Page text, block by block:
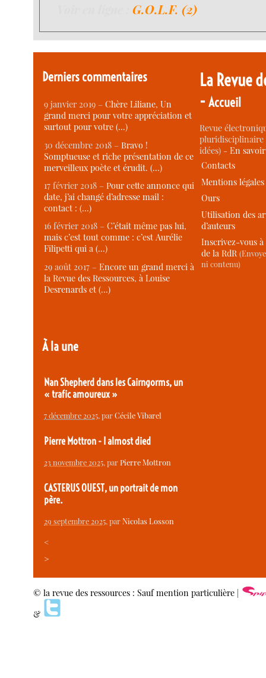
G.O.L.F. (2)
Derniers commentaires
9 janvier 2019 –Chère Liliane, Un
grand merci pour votre appréciation et
surtout pour votre (…)
30 décembre 2018 –Bravo !
Somptueuse et riche présentation de ce
merveilleux poète et érudit. (…)
17 février 2018 –Pour cette annonce qui
date, j’ai changé d’adresse mail :
contact : (…)
16 février 2018 –C’était même pas lui,
mais c’est tout comme : c’est Aurélie
Filipetti qui a (…)
29 août 2017 –Encore un grand merci à
la Revue des Ressources, à Louise
Desrenards et (…)
À la une
Nan Shepherd dans les Cairngorms, un
« trafic amoureux »
7 décembre 2025, parCécile Vibarel
Pierre Mottron - I almost died
23 novembre 2025, parPierre Mottron
CASTERUS OUEST, un portrait de mon
père.
29 septembre 2025, parNicolas Losson
<
>
La Revue
-Accueil
Revue
idées) -En
Contacts
Mentions légales
Ours
Utilisation des
d’auteurs
Inscrivez-vous
de la RdR
ni contenu)
© la revue des ressources : Sauf mention particulière |
&